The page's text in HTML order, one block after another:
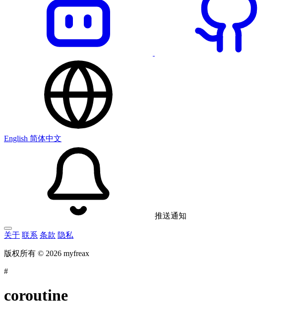
English 简体中文
推送通知
关于 联系 条款 隐私
版权所有 © 2026 myfreax
#
coroutine